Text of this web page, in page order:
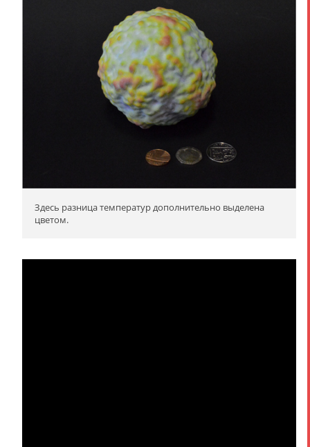
Здесь разница температур дополнительно выделена
цветом.